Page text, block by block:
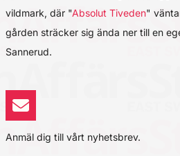
vildmark, där "Absolut Tiveden"
gården sträcker sig ända ner till en
Sannerud.
Anmäl dig till vårt nyhetsbrev.